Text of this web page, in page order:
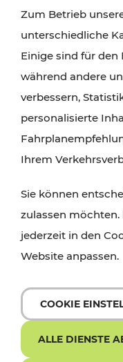
Wanderungen,
Radtouren oder
Attraktionen sind
Angeboten des
Zum Betrieb
unterschiedliche
Einige sind für den
während andere
verbessern,
personalisierte
Ihrem
Sie können
zulassen möchten.
jederzeit in den
Website anpassen.
COOKIE
ALLE DIENSTE